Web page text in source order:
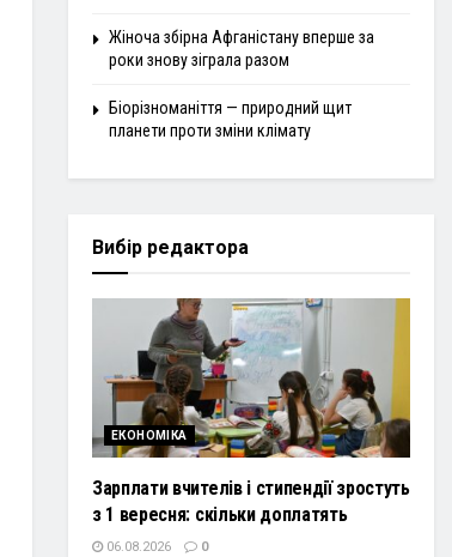
Жіноча збірна Афганістану вперше за
роки знову зіграла разом
Біорізноманіття — природний щит
планети проти зміни клімату
Вибір редактора
ЕКОНОМІКА
Зарплати вчителів і стипендії зростуть
з 1 вересня: скільки доплатять
06.08.2026 0